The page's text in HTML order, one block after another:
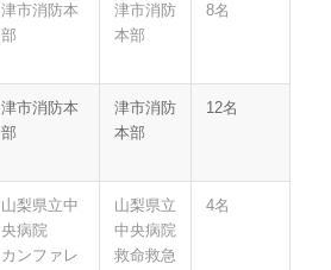
津市消防本
部
津市消防
本部
8名
津市消防本
部
津市消防
本部
12名
山梨県立中
央病院
カンファレ
山梨県立
中央病院
救命救急
4名